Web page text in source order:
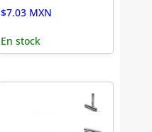
$7.03 MXN
En stock